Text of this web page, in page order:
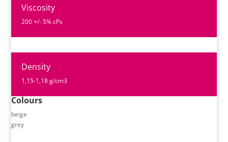
Viscosity
200 +/- 5% cPs
Density
1,15-1,18 g/cm3
Colours
beige
grey